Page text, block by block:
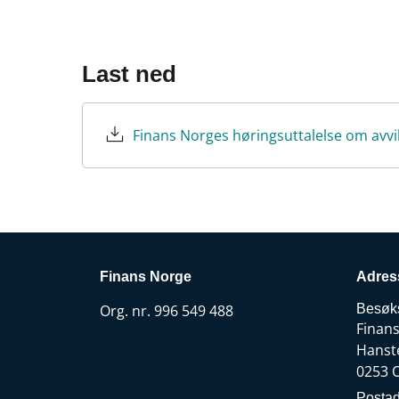
Last ned
Finans Norges høringsuttalelse om
Finans Norge
Org. nr. 996 549 488
0253